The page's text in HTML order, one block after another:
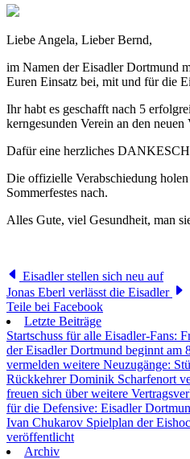
Liebe Angela, Lieber Bernd,
im Namen der Eisadler Dortmund
Euren Einsatz bei, mit und für die
Ihr habt es geschafft nach 5
kerngesunden Verein an den neuen
Dafür eine herzliches
Die offizielle Verabschiedung
Sommerfestes nach.
Alles Gute, viel Gesundheit, man
Eisadler stellen sich neu auf
Jonas Eberl verlässt die Eisadler
Teile bei Facebook
Letzte Beiträge
Startschuss für alle Eisadler-Fans:
der Eisadler Dortmund beginnt am
vermelden weitere Neuzugänge:
Rückkehrer Dominik Scharfenort
freuen sich über weitere
für die Defensive: Eisadler
Ivan Chukarov Spielplan der
veröffentlicht
Archiv